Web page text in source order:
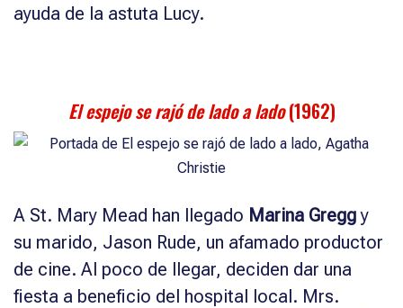
ayuda de la astuta Lucy.
El espejo se rajó de lado a lado(1962)
A St. Mary Mead han llegado Marina Greggy
su marido, Jason Rude, un afamado productor
de cine. Al poco de llegar, deciden dar una
fiesta a beneficio del hospital local. Mrs.